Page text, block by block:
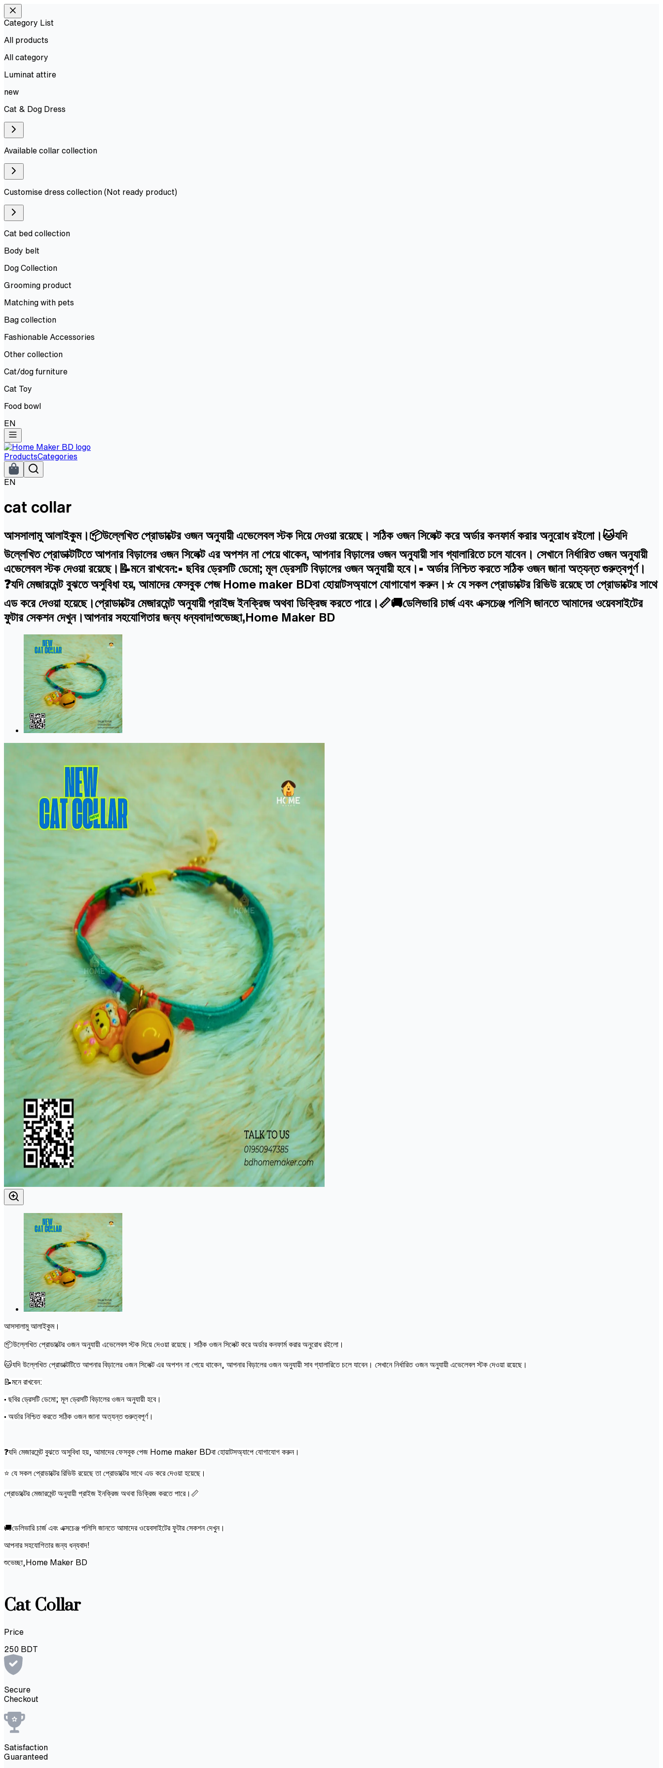
Category List
All products
All category
Luminat attire
new
Cat & Dog Dress
Available collar collection
Customise dress collection (Not ready product)
Cat bed collection
Body belt
Dog Collection
Grooming product
Matching with pets
Bag collection
Fashionable Accessories
Other collection
Cat/dog furniture
Cat Toy
Food bowl
EN
ProductsCategories
EN
cat collar
আসসালামু আলাইকুম।📦উল্লেখিত প্রোডাক্টের ওজন অনুযায়ী এভেলেবল স্টক দিয়ে দেওয়া রয়েছে। সঠিক ওজন সিলেক্ট করে অর্ডার কনফার্ম করার অনুরোধ রইলো।🐱যদি
উল্লেখিত প্রোডাক্টটিতে আপনার বিড়ালের ওজন সিলেক্ট এর অপশন না পেয়ে থাকেন, আপনার বিড়ালের ওজন অনুযায়ী সাব গ্যালারিতে চলে যাবেন। সেখানে নির্ধারিত ওজন অনুযায়ী
এভেলেবল স্টক দেওয়া রয়েছে।📝মনে রাখবেন:• ছবির ড্রেসটি ডেমো; মূল ড্রেসটি বিড়ালের ওজন অনুযায়ী হবে।• অর্ডার নিশ্চিত করতে সঠিক ওজন জানা অত্যন্ত গুরুত্বপূর্ণ।
❓যদি মেজারমেন্ট বুঝতে অসুবিধা হয়, আমাদের ফেসবুক পেজ Home maker BDবা হোয়াটসঅ্যাপে যোগাযোগ করুন।⭐ যে সকল প্রোডাক্টের রিভিউ রয়েছে তা প্রোডাক্টের সাথে
এড করে দেওয়া হয়েছে।প্রোডাক্টের মেজারমেন্ট অনুযায়ী প্রাইজ ইনক্রিজ অথবা ডিক্রিজ করতে পারে।📏🚚ডেলিভারি চার্জ এবং এক্সচেঞ্জ পলিসি জানতে আমাদের ওয়েবসাইটের
ফুটার সেকশন দেখুন।আপনার সহযোগিতার জন্য ধন্যবাদ!শুভেচ্ছা,Home Maker BD
আসসালামু আলাইকুম।
📦উল্লেখিত প্রোডাক্টের ওজন অনুযায়ী এভেলেবল স্টক দিয়ে দেওয়া রয়েছে। সঠিক ওজন সিলেক্ট করে অর্ডার কনফার্ম করার অনুরোধ রইলো।
🐱যদি উল্লেখিত প্রোডাক্টটিতে আপনার বিড়ালের ওজন সিলেক্ট এর অপশন না পেয়ে থাকেন, আপনার বিড়ালের ওজন অনুযায়ী সাব গ্যালারিতে চলে যাবেন। সেখানে নির্ধারিত ওজন অনুযায়ী এভেলেবল স্টক দেওয়া রয়েছে।
📝মনে রাখবেন:
• ছবির ড্রেসটি ডেমো; মূল ড্রেসটি বিড়ালের ওজন অনুযায়ী হবে।
• অর্ডার নিশ্চিত করতে সঠিক ওজন জানা অত্যন্ত গুরুত্বপূর্ণ।
❓যদি মেজারমেন্ট বুঝতে অসুবিধা হয়, আমাদের ফেসবুক পেজ Home maker BDবা হোয়াটসঅ্যাপে যোগাযোগ করুন।
⭐ যে সকল প্রোডাক্টের রিভিউ রয়েছে তা প্রোডাক্টের সাথে এড করে দেওয়া হয়েছে।
প্রোডাক্টের মেজারমেন্ট অনুযায়ী প্রাইজ ইনক্রিজ অথবা ডিক্রিজ করতে পারে।📏
🚚ডেলিভারি চার্জ এবং এক্সচেঞ্জ পলিসি জানতে আমাদের ওয়েবসাইটের ফুটার সেকশন দেখুন।
আপনার সহযোগিতার জন্য ধন্যবাদ!
শুভেচ্ছা,Home Maker BD
Cat Collar
Price
250 BDT
Secure
Checkout
Satisfaction
Guaranteed